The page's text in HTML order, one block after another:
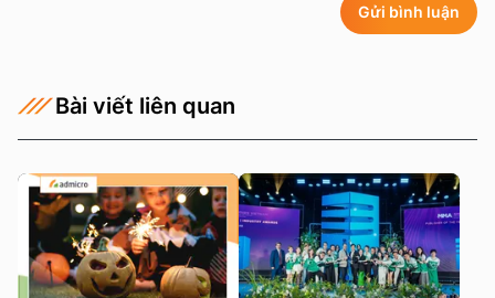
Gửi bình luận
Bài viết liên quan